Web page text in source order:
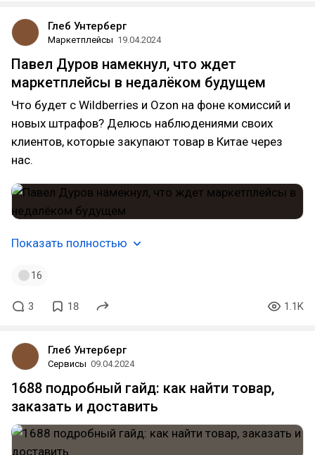
Глеб Унтерберг
Маркетплейсы 19.04.2024
Павел Дуров намекнул, что ждет
маркетплейсы в недалёком будущем
Что будет с Wildberries и Ozon на фоне комиссий и
новых штрафов? Делюсь наблюдениями своих
клиентов, которые закупают товар в Китае через
нас.
Показать полностью
16
3 18 1.1K
Глеб Унтерберг
Сервисы 09.04.2024
1688 подробный гайд: как найти товар,
заказать и доставить